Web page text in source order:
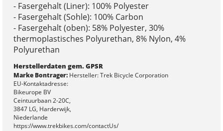
- Fasergehalt (Liner): 100% Polyester
- Fasergehalt (Sohle): 100% Carbon
- Fasergehalt (oben): 58% Polyester, 30%
thermoplastisches Polyurethan, 8% Nylon, 4%
Polyurethan
Herstellerdaten gem. GPSR
Marke Bontrager:Hersteller: Trek Bicycle Corporation
EU-Kontaktadresse:
Bikeurope BV
Ceintuurbaan 2-20C,
3847 LG, Harderwijk,
Niederlande
https://www.trekbikes.com/contactUs/